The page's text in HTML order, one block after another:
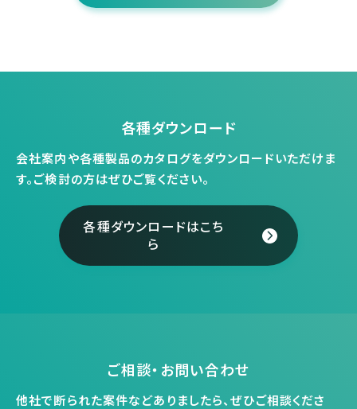
各種ダウンロード
会社案内や各種製品のカタログをダウンロードいただけま
す。ご検討の方はぜひご覧ください。
各種ダウンロードはこち
ら
ご相談・お問い合わせ
他社で断られた案件などありましたら、ぜひご相談くださ